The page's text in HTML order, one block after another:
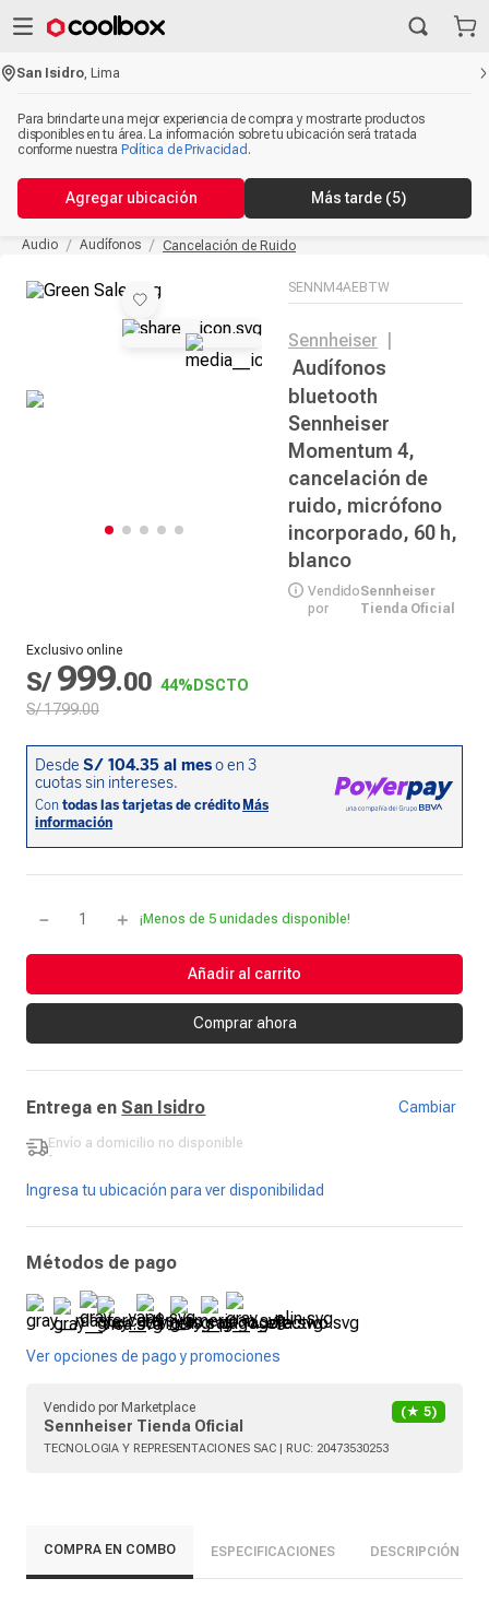
San Isidro ,Lima
Para brindarte una mejor experiencia de compra y mostrarte productos
disponibles en tu área. La información sobre tu ubicación será tratada
conforme nuestra Política de Privacidad .
Agregar ubicación Más tarde (5)
Audio Audífonos Cancelación de Ruido
SENNM4AEBTW
Sennheiser
Audífonos
bluetooth
Sennheiser
Momentum 4,
cancelación de
ruido, micrófono
incorporado, 60 h,
blanco
Vendido
por
Sennheiser
Tienda Oficial
Exclusivo online
S/ 999.00 44% DSCTO
S/1799.00
＋
－ ¡Menos de 5 unidades disponible!
Añadir al carrito
Comprar ahora
Entrega en San Isidro Cambiar
Envío a domicilio no disponible
-
Ingresa tu ubicación para ver disponibilidad
Métodos de pago
Ver opciones de pago y promociones
Vendido por Marketplace
Sennheiser Tienda Oficial
(★ 5)
TECNOLOGIA Y REPRESENTACIONES SAC | RUC: 20473530253
COMPRA EN COMBO ESPECIFICACIONES DESCRIPCIÓN